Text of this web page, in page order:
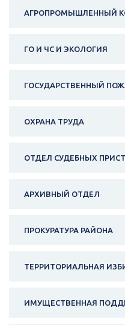
АГРОПРОМЫШЛЕННЫЙ
ГО И ЧС И ЭКОЛОГИЯ
ГОСУДАРСТВЕННЫЙ
ОХРАНА ТРУДА
ОТДЕЛ СУДЕБНЫХ
АРХИВНЫЙ ОТДЕЛ
ПРОКУРАТУРА РАЙОНА
ТЕРРИТОРИАЛЬНАЯ
ИМУЩЕСТВЕННАЯ